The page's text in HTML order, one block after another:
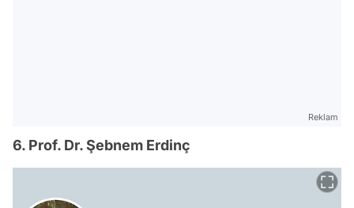
Reklam
6. Prof. Dr. Şebnem Erdinç